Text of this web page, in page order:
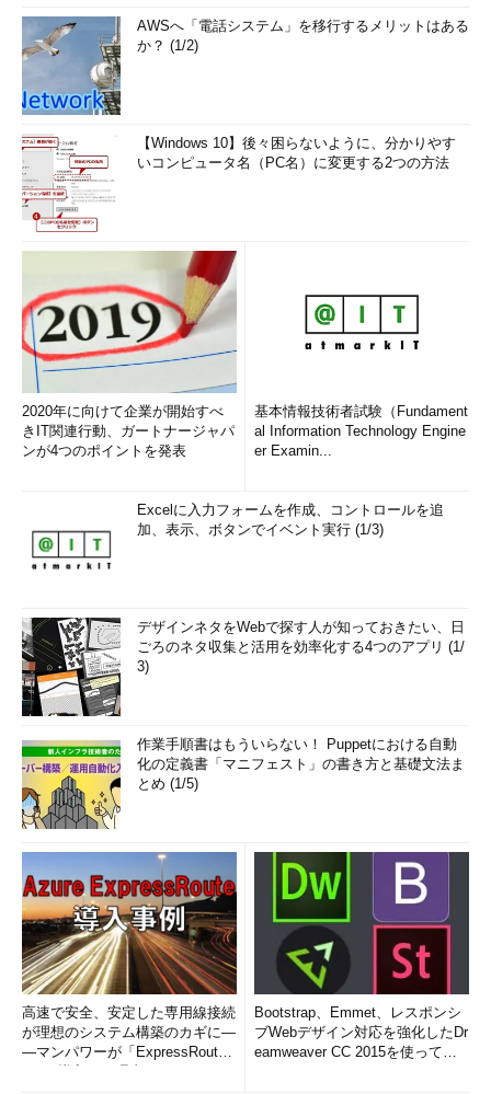
いる。これは「Windows Azure Fabric」（以降、ファブリック）と呼ば
れており、「Windows Azure Fabric Controler」（以降、ファブリック・
コントローラ）により管理される（ちなみに、“fabric”の英単語の意味は
「（複数の糸が組み合わされた）布」で、「Computing Fabric」を素直
に日本語に訳せば「コンピューティング網」のようになるだろう）。
ファブリック・コントローラについては、通常、開発者が意識する必
要はないが、分散化技術（＝地理的に分散されたマイクロソフトのデー
タセンターのコンピュータ資源を管理する技術）や仮想化技術（＝クラ
ハイパーバイザ）といった先進の技術が用いられており、エンタープラ
イズ環境に適応するクラウド環境として非常に強力な可用性と管理性を
備えている（と、マイクロソフトは説明している）。
具体的には、前述のWindows Azureの機能で述べたように、クラウ
ド・サービスを展開したり、クラウド・サービスを中断することなくア
ップグレードを実行したり、障害管理により例えばデータセンター内の1
つのサーバが落ちても（ほかのサーバで自動的にカバーして）クラウ
ド・サービスの利用には影響が出ないようにしたりといった可用性を提
の増減に応じて開発者がクラウド・サービスをシームレスにスケール
（拡張／収縮）できるようにする管理性も備えている。
Windows Azureはクラウド・サービスを提供する側のプラット
フォーム環境であり、エンド・ユーザーが直接的に利用するもの
ではない。従って、エンド・ユーザーがWindows Azure上のクラ
ウド・アプリケーション（＝Webクラウド・サービス）を見て
も、それと一般的なASP.NET Webアプリケーションの見分けは
なかなか付かないだろう。
例えば、次の2つのリンクは実際にWindows Azure上で実行さ
Windows Azure Gallery
Bluehoo（Beta）
これらのURLを見ると分かるが、「cloudapp.net」が（現CTP
版の）Windows Azure上でホストされるクラウド・サービス
（Hosted Service）で使えるドメインとなっている。ちなみに、
Windows Azure Storage Services（Cloud Storage）のドメイン
は（現時点で）「blob.core.windows.net」
AWSへ「電話システム」を移行するメリットはある
か？ (1/2)
【Windows 10】後々困らないように、分かりやす
いコンピュータ名（PC名）に変更する2つの方法
2020年に向けて企業が開始すべ
きIT関連行動、ガートナージャパ
ンが4つのポイントを発表
基本情報技術者試験（Fundament
al Information Technology Engine
er Examin...
Excelに入力フォームを作成、コントロールを追
加、表示、ボタンでイベント実行 (1/3)
デザインネタをWebで探す人が知っておきたい、日
ごろのネタ収集と活用を効率化する4つのアプリ (1/
3)
作業手順書はもういらない！ Puppetにおける自動
化の定義書「マニフェスト」の書き方と基礎文法ま
とめ (1/5)
高速で安全、安定した専用線接続
が理想のシステム構築のカギに―
―マンパワーが「ExpressRout
Bootstrap、Emmet、レスポンシ
ブWebデザイン対応を強化したDr
eamweaver CC 2015を使って